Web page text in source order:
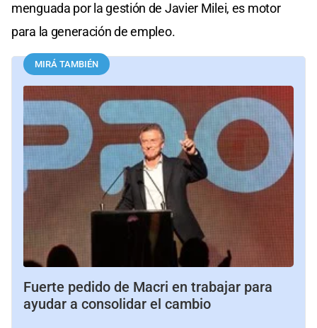
menguada por la gestión de Javier Milei, es motor
para la generación de empleo.
MIRÁ TAMBIÉN
Fuerte pedido de Macri en trabajar para
ayudar a consolidar el cambio